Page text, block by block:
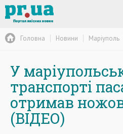
Головна Новини Маріуполь
У
транспорті
отримав
(ВІДЕО)